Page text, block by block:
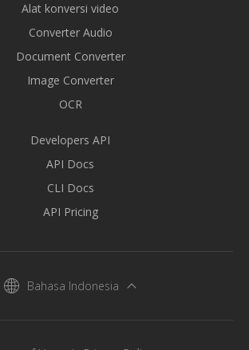
Alat konversi video
Converter Audio
Document Converter
Image Converter
OCR
Developers API
API Docs
CLI Docs
API Pricing
Bahasa Indonesia